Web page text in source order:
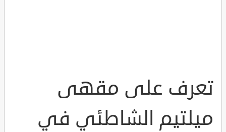
تعرف على مقهى
ميلتيم الشاطئي في